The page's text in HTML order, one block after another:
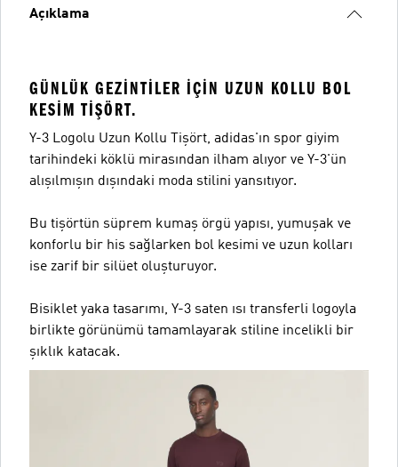
Açıklama
GÜNLÜK GEZINTILER IÇIN UZUN KOLLU BOL
KESIM TIŞÖRT.
Y-3 Logolu Uzun Kollu Tişört, adidas'ın spor giyim
tarihindeki köklü mirasından ilham alıyor ve Y-3'ün
alışılmışın dışındaki moda stilini yansıtıyor.
Bu tişörtün süprem kumaş örgü yapısı, yumuşak ve
konforlu bir his sağlarken bol kesimi ve uzun kolları
ise zarif bir silüet oluşturuyor.
Bisiklet yaka tasarımı, Y-3 saten ısı transferli logoyla
birlikte görünümü tamamlayarak stiline incelikli bir
şıklık katacak.